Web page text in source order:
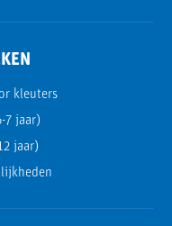
kleuters
7 jaar)
jaar)